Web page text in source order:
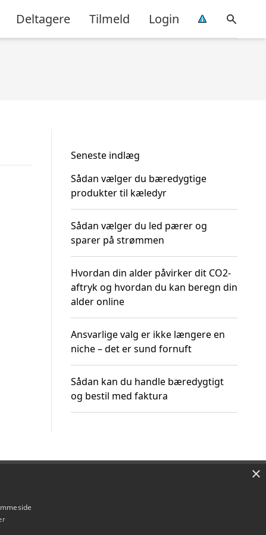
Deltagere Tilmeld Login
Seneste indlæg
Sådan vælger du bæredygtige
produkter til kæledyr
Sådan vælger du led pærer og
sparer på strømmen
Hvordan din alder påvirker dit CO2-
aftryk og hvordan du kan beregn din
alder online
Ansvarlige valg er ikke længere en
niche – det er sund fornuft
Sådan kan du handle bæredygtigt
og bestil med faktura
×